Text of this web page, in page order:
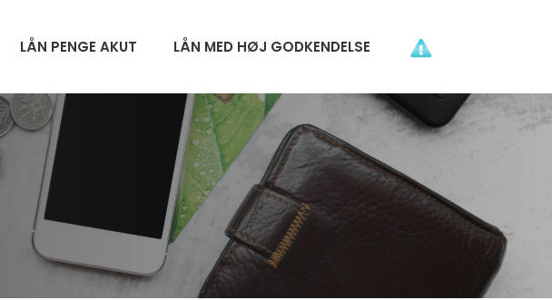
LÅN PENGE AKUT LÅN MED HØJ GODKENDELSE